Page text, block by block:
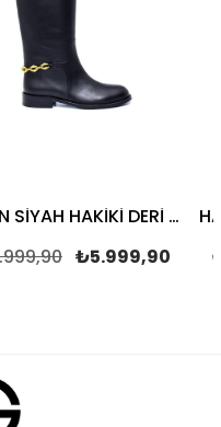
CHAIN SİYAH HAKİKİ DERİ Kadın DÜZ ÇİZME
₺5.999,90